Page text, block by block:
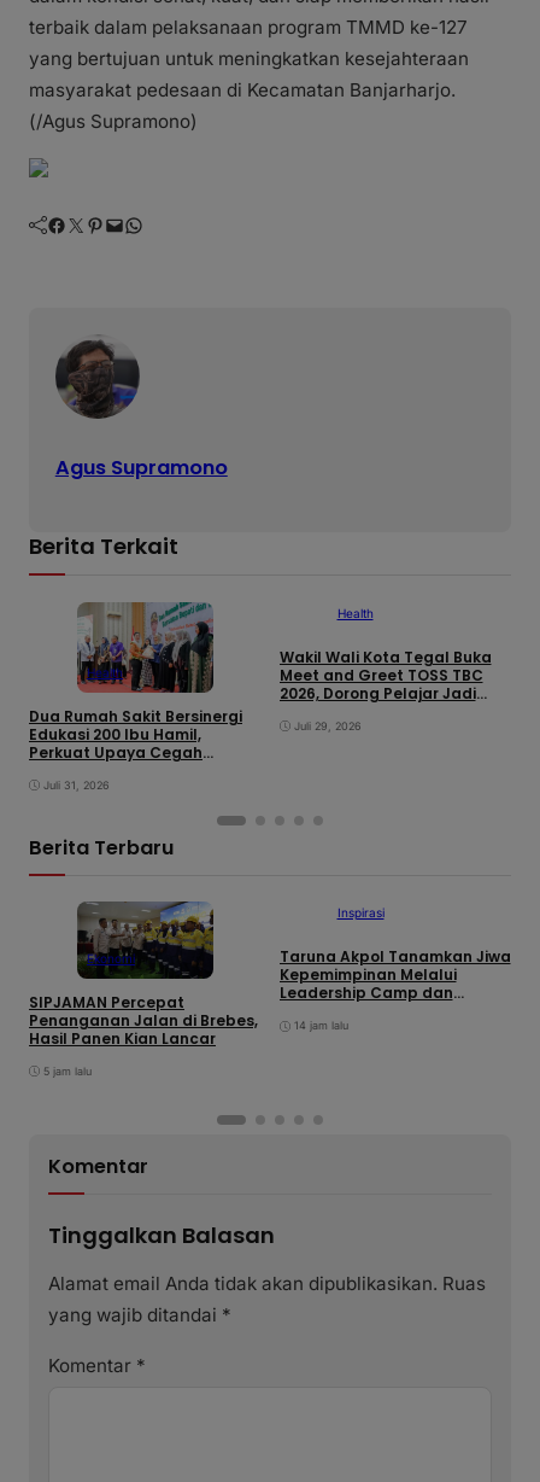
terbaik dalam pelaksanaan program TMMD ke-127
yang bertujuan untuk meningkatkan kesejahteraan
masyarakat pedesaan di Kecamatan Banjarharjo.
(/Agus Supramono)
Facebook Twitter Pinterest Mail WhatsApp
Agus Supramono
Berita Terkait
Health
Dua Rumah Sakit Bersinergi
Edukasi 200 Ibu Hamil,
Perkuat Upaya Cegah
Juli 31, 2026
Health
Wakil Wali Kota Tegal Buka
Meet and Greet TOSS TBC
2026, Dorong Pelajar Jadi
Eliminasi Tuberkulosis
Juli 29, 2026
Berita Terbaru
Ekonomi
SIPJAMAN Percepat
Penanganan Jalan di Brebes,
Hasil Panen Kian Lancar
5 jam lalu
Inspirasi
Taruna Akpol Tanamkan Jiwa
Kepemimpinan Melalui
Leadership Camp dan
Siswa Sekolah Rakyat
14 jam lalu
Komentar
Tinggalkan Balasan
Alamat email Anda tidak akan dipublikasikan. Ruas
yang wajib ditandai *
Komentar *